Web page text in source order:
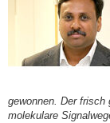
gewonnen. Der frisch
molekulare